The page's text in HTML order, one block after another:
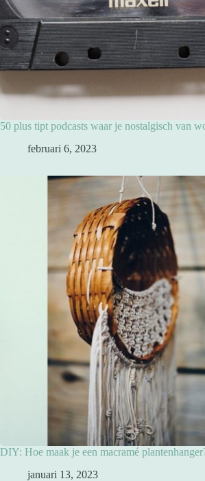
50 plus tipt podcasts waar je nostalgisch van
februari 6, 2023
DIY: Hoe maak je een macramé
januari 13, 2023